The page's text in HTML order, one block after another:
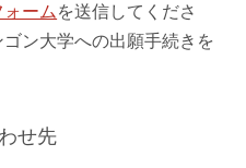
ーム を送信してくださ
ン大学への出願手続きを
せ先